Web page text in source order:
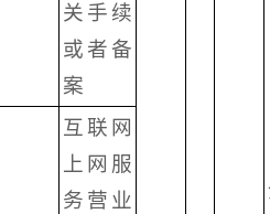
关手续
或者备
案
互联网
上网服
务营业